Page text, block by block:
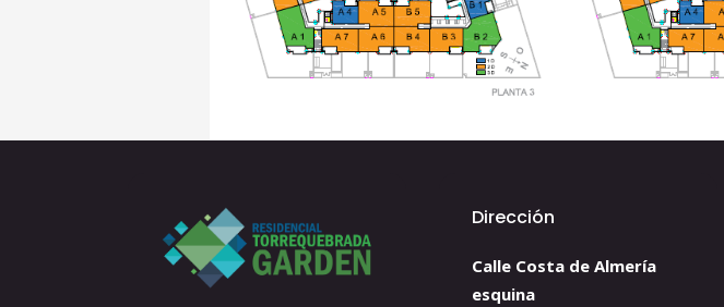
Dirección
Calle Costa de Almería
esquina